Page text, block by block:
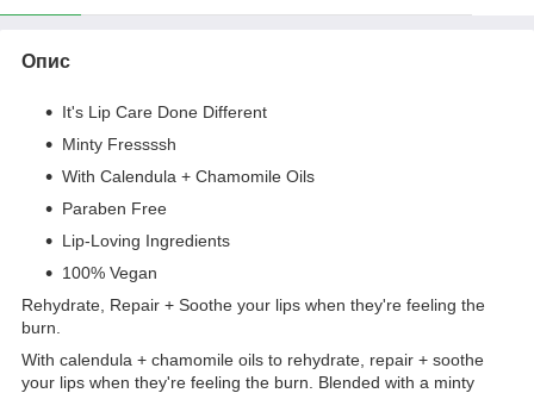
Опис
It's Lip Care Done Different
Minty Fressssh
With Calendula + Chamomile Oils
Paraben Free
Lip-Loving Ingredients
100% Vegan
Rehydrate, Repair + Soothe your lips when they're feeling the
burn.
With calendula + chamomile oils to rehydrate, repair + soothe
your lips when they're feeling the burn. Blended with a minty